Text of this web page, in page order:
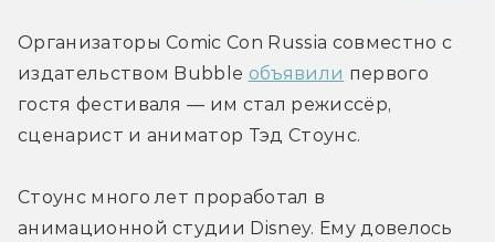
Организаторы Comic Con Russia совместно с
издательством Bubble объявили первого
гостя фестиваля — им стал режиссёр,
сценарист и аниматор Тэд Стоунс.
Стоунс много лет проработал в
анимационной студии Disney. Ему довелось